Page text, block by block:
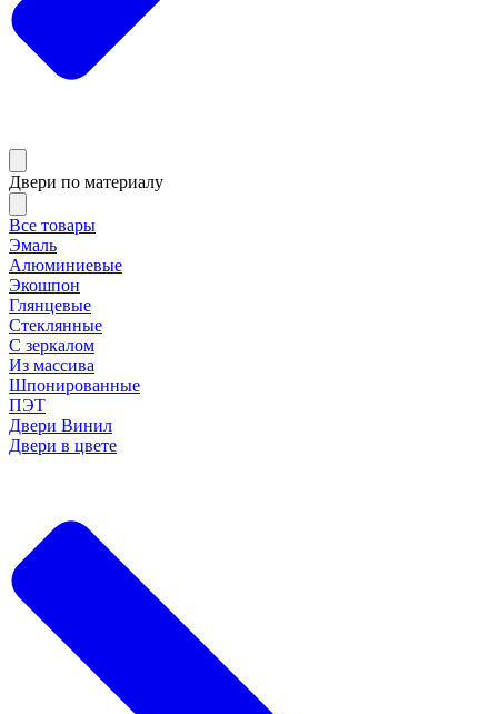
Двери по материалу
Все товары
Эмаль
Алюминиевые
Экошпон
Глянцевые
Стеклянные
С зеркалом
Из массива
Шпонированные
ПЭТ
Двери Винил
Двери в цвете